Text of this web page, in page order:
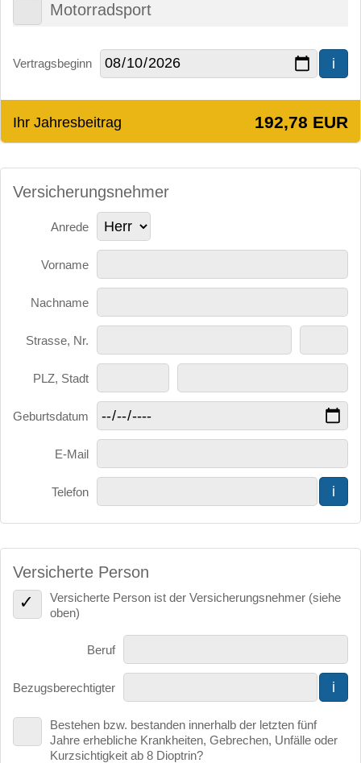
Motorradsport
Vertragsbeginn i
Ihr Jahresbeitrag 192,78 EUR
Versicherungsnehmer
Anrede
Vorname
Nachname
Strasse, Nr.
PLZ, Stadt
Geburtsdatum
E-Mail
Telefon i
Versicherte Person
Versicherte Person ist der Versicherungsnehmer (siehe
oben)
Beruf
Bezugsberechtigter i
Bestehen bzw. bestanden innerhalb der letzten fünf
Jahre erhebliche Krankheiten, Gebrechen, Unfälle oder
Kurzsichtigkeit ab 8 Dioptrin?